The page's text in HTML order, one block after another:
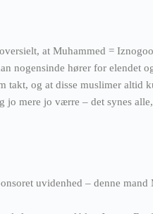
at Muhammed =
nogensinde hører for elendet
takt, og at disse muslimer altid
jo mere jo værre – det synes
uvidenhed – denne